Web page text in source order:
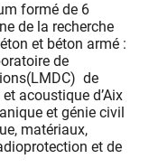
formé de 6
de la recherche
et béton armé :
de
de
acoustique d’Aix
et génie civil
matériaux,
et de